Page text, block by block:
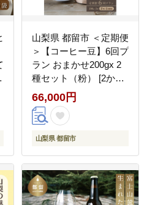
山梨県 都留市 ＜定期便
＞【コーヒー豆】6回プ
ラン おまかせ200gx 2
種セット（粉） [2か月
に１回、計6回発送]
【OneNote Coffee
Roaster】｜煎りたて
ト 贈答 珈琲豆 コーヒ
ー豆 珈琲 スペシャルテ
ィー チョコレート デザ
ート フレーバー 旅行
キャンプ アウトドア ケ
66,000円
山梨県 都留市